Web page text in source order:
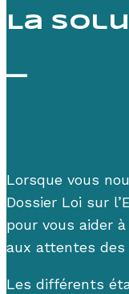
La
—
Lorsque vous
Dossier Loi sur
pour vous aider
aux attentes
Les différents